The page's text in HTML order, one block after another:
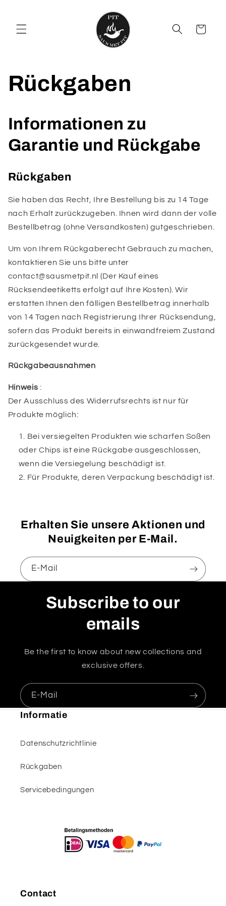
Warenkorb
Rückgaben
Informationen zu
Garantie und Rückgabe
Rückgaben
Sie haben das Recht, Ihre Bestellung bis zu 14 Tage
nach Erhalt zurückzugeben. Ihnen wird dann der volle
Bestellbetrag (ohne Versandkosten) gutgeschrieben.
Um von Ihrem Rückgaberecht Gebrauch zu machen,
kontaktieren Sie uns bitte unter
contact@sausmetpit.nl (Der Kauf eines
Rücksendeetiketts erfolgt auf Ihre Kosten). Wir
erstatten Ihnen den fälligen Bestellbetrag innerhalb
von 14 Tagen nach Registrierung Ihrer Rücksendung,
sofern das Produkt bereits in einwandfreiem Zustand
zurückgesendet wurde.
Rückgabeausnahmen
Hinweis :
Der Ausschluss des Widerrufsrechts ist nur für
Produkte möglich:
Bei versiegelten Produkten wie scharfen Soßen
oder Chips ist eine Rückgabe ausgeschlossen,
wenn die Versiegelung beschädigt ist.
Für Produkte, deren Verpackung beschädigt ist.
Erhalten Sie unsere Aktionen und
Neuigkeiten per E-Mail.
E-Mail
Subscribe to our
emails
Be the first to know about new collections and
exclusive offers.
E-Mail
Informatie
Datenschutzrichtlinie
Rückgaben
Servicebedingungen
Contact